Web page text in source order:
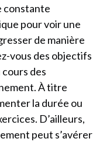
constante
pour voir une
de manière
vous des objectifs
des
À titre
la durée ou
D’ailleurs,
peut s’avérer